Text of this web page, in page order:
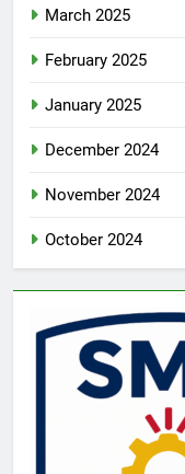
March 2025
February 2025
January 2025
December 2024
November 2024
October 2024